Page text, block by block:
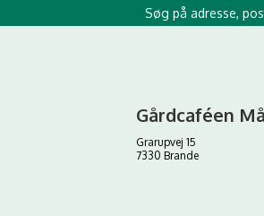
Søg på adresse,
Gårdcaféen
Grarupvej 15
7330 Brande